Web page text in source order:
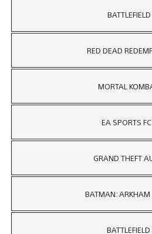
BATTLEFIELD
RED DEAD
MORTAL
EA SPORTS
GRAND THEFT
BATMAN: ARKHAM